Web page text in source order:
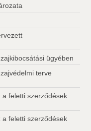
ügyében
terve
a feletti szerződések
a feletti szerződések